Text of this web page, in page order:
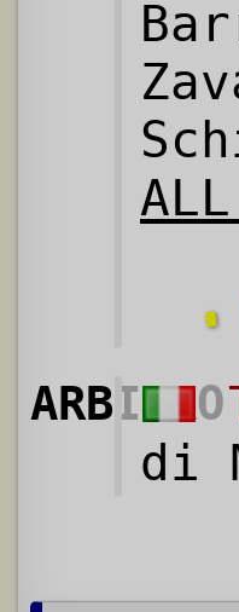
ARBITRO
di